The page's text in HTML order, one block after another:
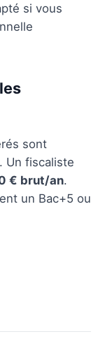
si vous
sont
. Un fiscaliste
€ brut/an.
un Bac+5 ou